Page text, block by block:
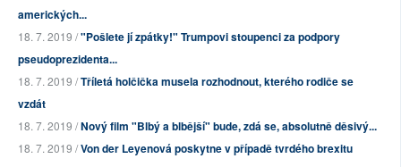
amerických...
18. 7. 2019 /"Pošlete jí zpátky!" Trumpovi stoupenci za podpory
pseudoprezidenta...
18. 7. 2019 /Tříletá holčička musela rozhodnout, kterého rodiče se
vzdát
18. 7. 2019 /Nový film "Blbý a blbější" bude, zdá se, absolutně děsivý...
18. 7. 2019 /Von der Leyenová poskytne v případě tvrdého brexitu